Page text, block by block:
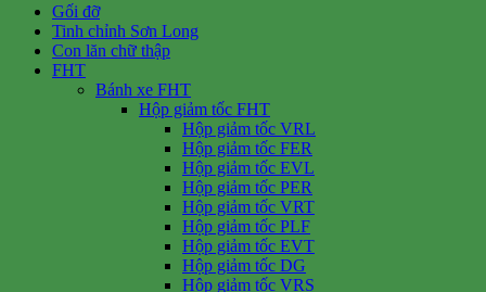
Gối đỡ
Tinh chỉnh Sơn Long
Con lăn chữ thập
FHT
Bánh xe FHT
Hộp giảm tốc FHT
Hộp giảm tốc VRL
Hộp giảm tốc FER
Hộp giảm tốc EVL
Hộp giảm tốc PER
Hộp giảm tốc VRT
Hộp giảm tốc PLF
Hộp giảm tốc EVT
Hộp giảm tốc DG
Hộp giảm tốc VRS